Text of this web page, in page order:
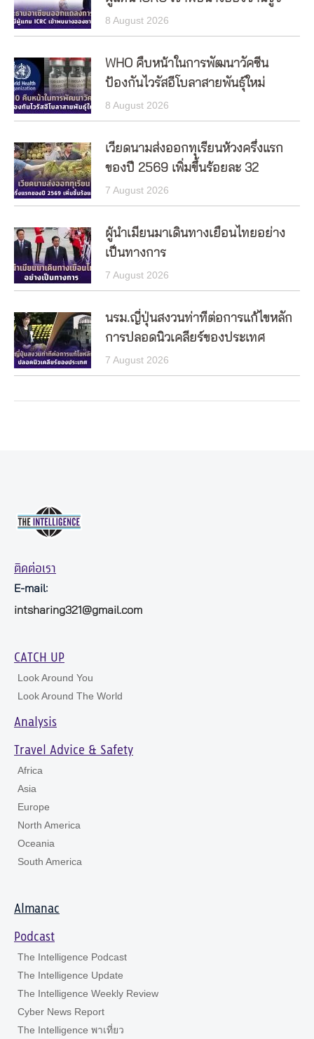
8 August 2026
WHO คืบหน้าในการพัฒนาวัคซีน
ป้องกันไวรัสอีโบลาสายพันธุ์ใหม่
8 August 2026
เวียดนามส่งออกทุเรียนห้วงครึ่งแรก
ของปี 2569 เพิ่มขึ้นร้อยละ 32
7 August 2026
ผู้นำเมียนมาเดินทางเยือนไทยอย่าง
เป็นทางการ
7 August 2026
นรม.ญี่ปุ่นสงวนท่าทีต่อการแก้ไขหลัก
การปลอดนิวเคลียร์ของประเทศ
7 August 2026
ติดต่อเรา
E-mail:
intsharing321@gmail.com
CATCH UP
Look Around You
Look Around The World
Analysis
Travel Advice & Safety
Africa
Asia
Europe
North America
Oceania
South America
Almanac
Podcast
The Intelligence Podcast
The Intelligence Update
The Intelligence Weekly Review
Cyber News Report
The Intelligence พาเที่ยว